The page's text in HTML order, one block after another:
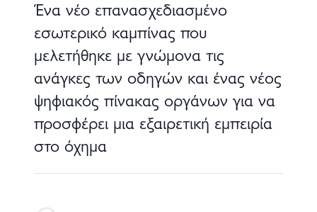
Ένα νέο επανασχεδιασμένο
εσωτερικό καμπίνας που
μελετήθηκε με γνώμονα τις
ανάγκες των οδηγών και ένας νέος
ψηφιακός πίνακας οργάνων για να
προσφέρει μια εξαιρετική εμπειρία
στο όχημα